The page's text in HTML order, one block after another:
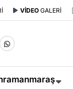
VİDEO GALERİ